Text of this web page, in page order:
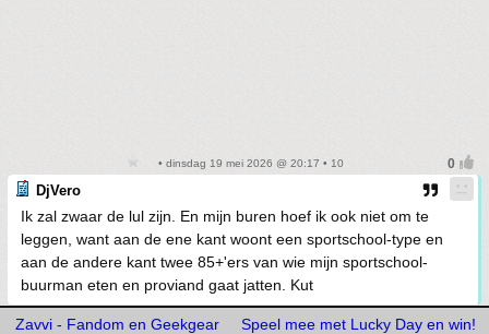
• dinsdag 19 mei 2026 @ 20:17 • 10
DjVero
Ik zal zwaar de lul zijn. En mijn buren hoef ik ook niet om te
leggen, want aan de ene kant woont een sportschool-type en
aan de andere kant twee 85+'ers van wie mijn sportschool-
buurman eten en proviand gaat jatten. Kut
Zavvi - Fandom en Geekgear Speel mee met Lucky Day en win!